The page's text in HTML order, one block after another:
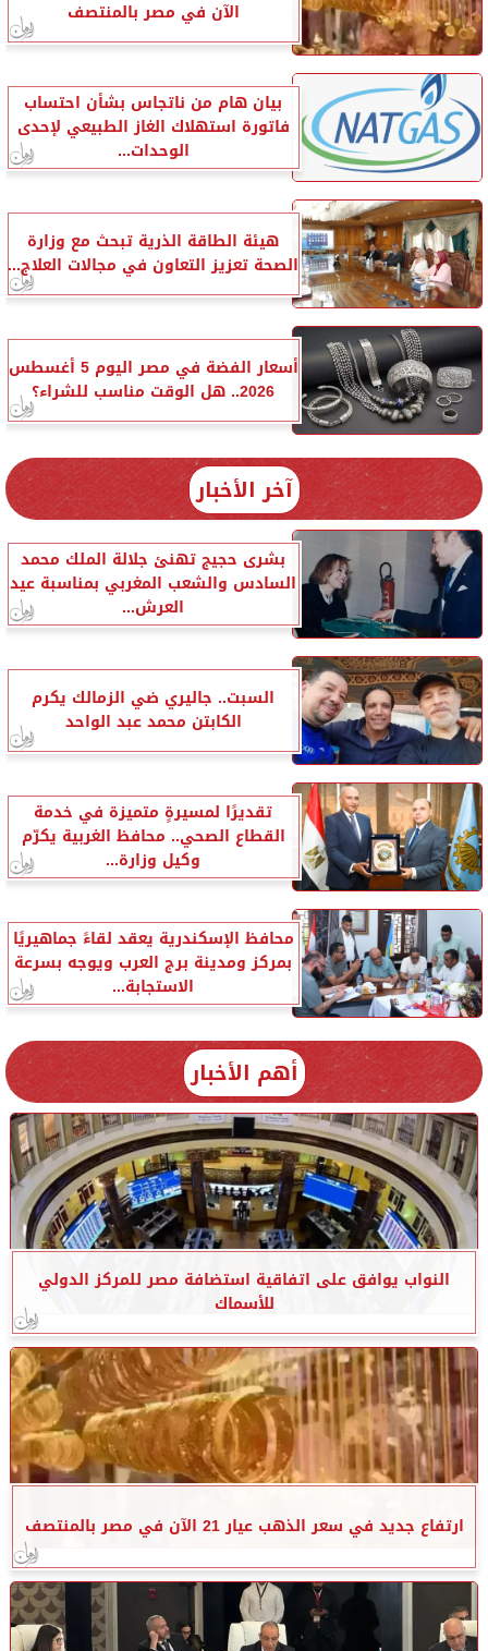
الآن في مصر بالمنتصف
بيان هام من ناتجاس بشأن احتساب
فاتورة استهلاك الغاز الطبيعي لإحدى
الوحدات...
هيئة الطاقة الذرية تبحث مع وزارة
الصحة تعزيز التعاون في مجالات العلاج...
أسعار الفضة في مصر اليوم 5 أغسطس
2026.. هل الوقت مناسب للشراء؟
آخر الأخبار
بشرى حجيج تهنئ جلالة الملك محمد
السادس والشعب المغربي بمناسبة عيد
العرش...
السبت.. جاليري ضي الزمالك يكرم
الكابتن محمد عبد الواحد
تقديرًا لمسيرةٍ متميزة في خدمة
القطاع الصحي.. محافظ الغربية يكرّم
وكيل وزارة...
محافظ الإسكندرية يعقد لقاءً جماهيريًا
بمركز ومدينة برج العرب ويوجه بسرعة
الاستجابة...
أهم الأخبار
النواب يوافق على اتفاقية استضافة مصر للمركز الدولي
للأسماك
ارتفاع جديد في سعر الذهب عيار 21 الآن في مصر بالمنتصف